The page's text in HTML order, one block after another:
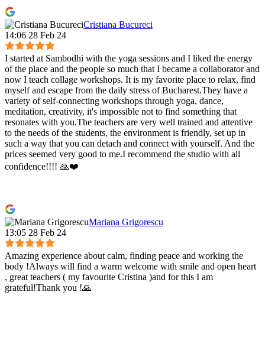
Cristiana Bucureci
14:06 28 Feb 24
I started at Sambodhi with the yoga sessions and I liked the energy
of the place and the people so much that I became a collaborator and
now I teach collage workshops. It is my favorite place to relax, find
myself and escape from the daily stress of Bucharest.They have a
variety of self-connecting workshops through yoga, dance,
meditation, creativity, it's impossible not to find something that
resonates with you.The teachers are very well trained and attentive
to the needs of the students, the environment is friendly, set up in
such a way that you can detach and connect with yourself. And the
prices seemed very good to me.I recommend the studio with all
confidence!!!! 🙏❤️
Mariana Grigorescu
13:05 28 Feb 24
Amazing experience about calm, finding peace and working the
body !Always will find a warm welcome with smile and open heart
, great teachers ( my favourite Cristina )and for this I am
grateful!Thank you !🙏